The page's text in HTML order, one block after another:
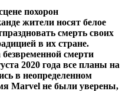
похорон
жители носят белое
смерть своих
в их стране.
смерти
2020 года все планы на
в неопределенном
Marvel не были уверены,